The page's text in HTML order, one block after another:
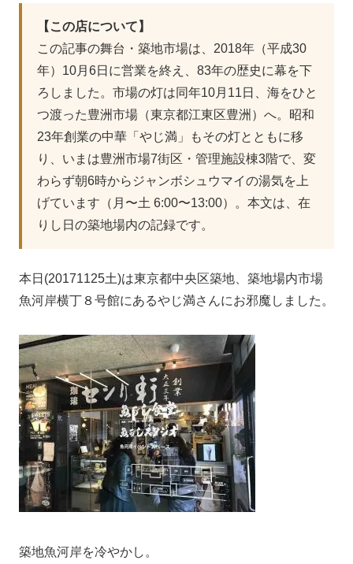
【この店について】
この記事の舞台・築地市場は、2018年（平成30
年）10月6日に営業を終え、83年の歴史に幕を下
ろしました。市場の灯は同年10月11日、海をひと
つ渡った豊洲市場（東京都江東区豊洲）へ。昭和
23年創業の中華「やじ満」もその灯とともに移
り、いまは豊洲市場7街区・管理施設棟3階で、変
わらず朝6時からジャンボシュウマイの湯気を上
げています（月〜土 6:00〜13:00）。本文は、在
りし日の築地場内の記録です。
本日(20171125土)は東京都中央区築地、築地場内市場
魚河岸横丁８号館にあるやじ満さんにお邪魔しました。
築地魚河岸を冷やかし。